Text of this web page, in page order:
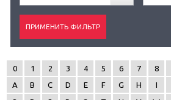
0 1 2 3 4 5 6 7 8
A
B C D E F G H I